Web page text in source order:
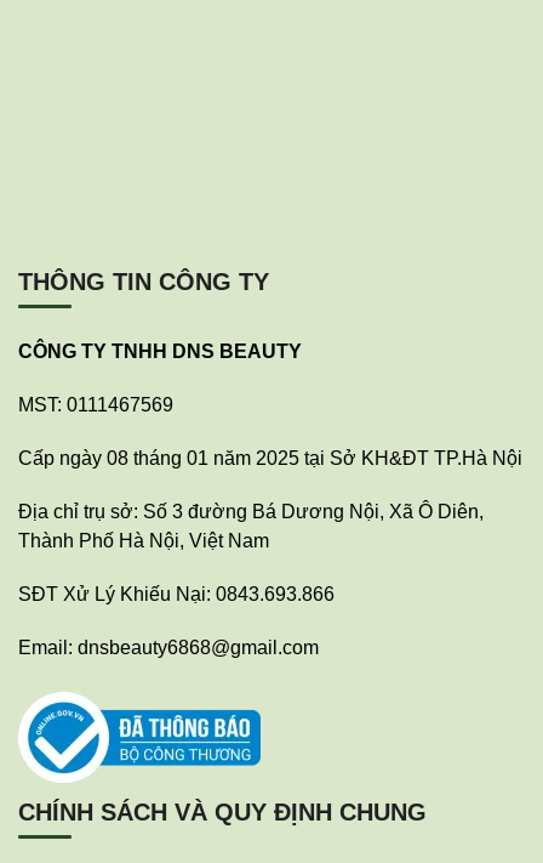
THÔNG TIN CÔNG TY
CÔNG TY TNHH DNS BEAUTY
MST: 0111467569
Cấp ngày 08 tháng 01 năm 2025 tại Sở KH&ĐT TP.Hà Nội
Địa chỉ trụ sở: Số 3 đường Bá Dương Nội, Xã Ô Diên,
Thành Phố Hà Nội, Việt Nam
SĐT Xử Lý Khiếu Nại: 0843.693.866
Email: dnsbeauty6868@gmail.com
CHÍNH SÁCH VÀ QUY ĐỊNH CHUNG